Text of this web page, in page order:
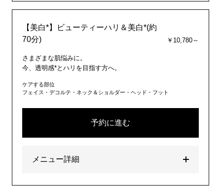
【美白*】ビューティーハリ＆美白*(約
70分)
￥10,780～
さまざまな肌悩みに。
今、透明感*とハリを目指す方へ。
ケアする部位
フェイス・デコルテ・ネック＆ショルダー・ヘッド・フット
予約に進む
メニュー詳細